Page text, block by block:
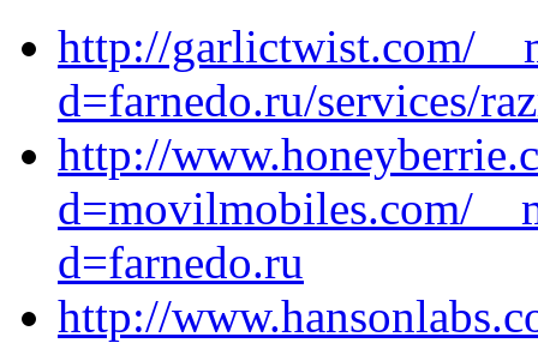
http://garlictwist.com/
d=farnedo.ru/services/
http://
d=movilmobiles.com/
d=farnedo.ru
http://